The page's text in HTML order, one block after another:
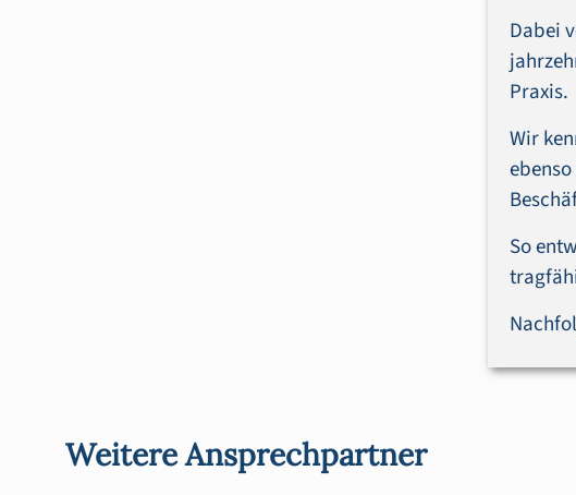
Dabei
Praxis.
Wir
So
Weitere Ansprechpartner